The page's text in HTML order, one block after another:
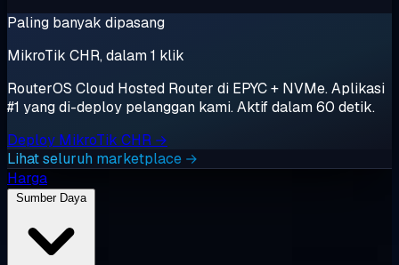
Paling banyak dipasang
MikroTik CHR, dalam 1 klik
RouterOS Cloud Hosted Router di EPYC + NVMe. Aplikasi
#1 yang di-deploy pelanggan kami. Aktif dalam 60 detik.
Deploy MikroTik CHR →
Lihat seluruh marketplace →
Harga
Sumber Daya